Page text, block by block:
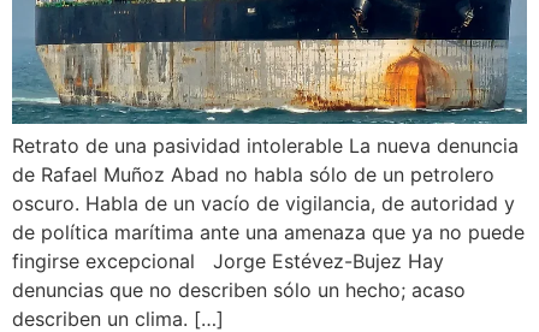
Retrato de una pasividad intolerable La nueva denuncia
de Rafael Muñoz Abad no habla sólo de un petrolero
oscuro. Habla de un vacío de vigilancia, de autoridad y
de política marítima ante una amenaza que ya no puede
fingirse excepcional Jorge Estévez-Bujez Hay
denuncias que no describen sólo un hecho; acaso
describen un clima. […]